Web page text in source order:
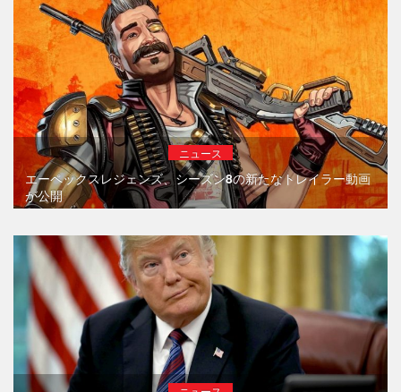
ニュース
エーペックスレジェンズ、シーズン8の新たなトレイラー動画
が公開